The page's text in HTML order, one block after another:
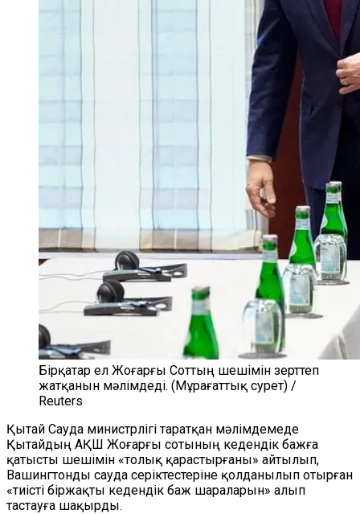
Бірқатар ел Жоғарғы Соттың шешімін зерттеп
жатқанын мәлімдеді. (Мұрағаттық сурет) /
Reuters
Қытай Сауда министрлігі таратқан мәлімдемеде
Қытайдың АҚШ Жоғарғы сотының кедендік бажға
қатысты шешімін «толық қарастырғаны» айтылып,
Вашингтонды сауда серіктестеріне қолданылып отырған
«тиісті біржақты кедендік баж шараларын» алып
тастауға шақырды.